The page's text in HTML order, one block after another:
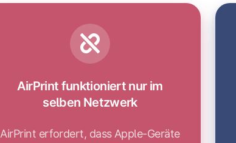
AirPrint funktioniert nur im
selben Netzwerk
AirPrint erfordert, dass Apple-Geräte